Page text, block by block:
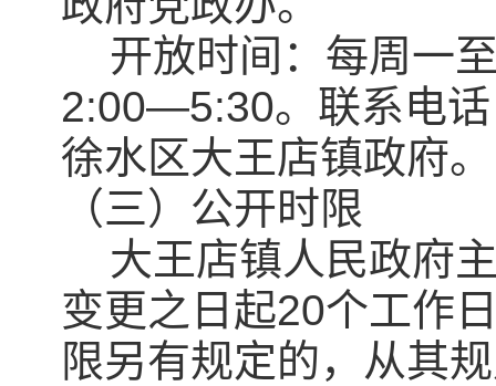
开放时间：每周一
2:00—5:30。联系电
徐水区大王店镇政府。
（三）公开时限
大王店镇人民政府
变更之日起20个工作
限另有规定的，从其